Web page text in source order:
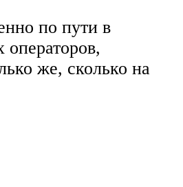
по пути в
операторов,
же, сколько на